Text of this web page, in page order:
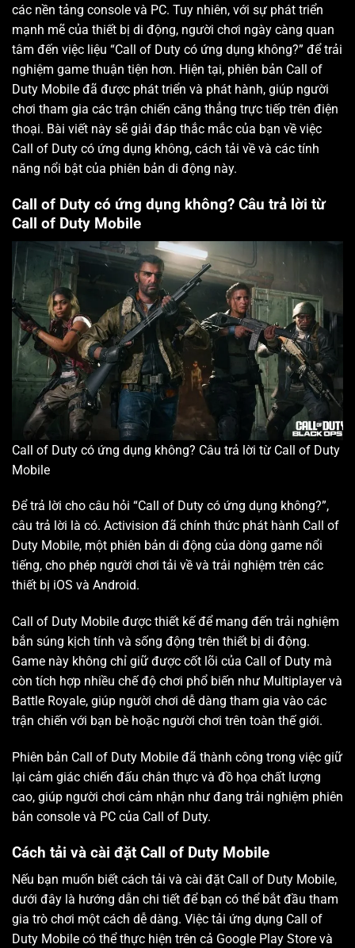
các nền tảng console và PC. Tuy nhiên, với sự phát triển
mạnh mẽ của thiết bị di động, người chơi ngày càng quan
tâm đến việc liệu “Call of Duty có ứng dụng không?” để trải
nghiệm game thuận tiện hơn. Hiện tại, phiên bản Call of
Duty Mobile đã được phát triển và phát hành, giúp người
chơi tham gia các trận chiến căng thẳng trực tiếp trên điện
thoại. Bài viết này sẽ giải đáp thắc mắc của bạn về việc
Call of Duty có ứng dụng không, cách tải về và các tính
năng nổi bật của phiên bản di động này.
Call of Duty có ứng dụng không? Câu trả lời từ
Call of Duty Mobile
Call of Duty có ứng dụng không? Câu trả lời từ Call of Duty
Mobile
Để trả lời cho câu hỏi “Call of Duty có ứng dụng không?”,
câu trả lời là có. Activision đã chính thức phát hành Call of
Duty Mobile, một phiên bản di động của dòng game nổi
tiếng, cho phép người chơi tải về và trải nghiệm trên các
thiết bị iOS và Android.
Call of Duty Mobile được thiết kế để mang đến trải nghiệm
bắn súng kịch tính và sống động trên thiết bị di động.
Game này không chỉ giữ được cốt lõi của Call of Duty mà
còn tích hợp nhiều chế độ chơi phổ biến như Multiplayer và
Battle Royale, giúp người chơi dễ dàng tham gia vào các
trận chiến với bạn bè hoặc người chơi trên toàn thế giới.
Phiên bản Call of Duty Mobile đã thành công trong việc giữ
lại cảm giác chiến đấu chân thực và đồ họa chất lượng
cao, giúp người chơi cảm nhận như đang trải nghiệm phiên
bản console và PC của Call of Duty.
Cách tải và cài đặt Call of Duty Mobile
Nếu bạn muốn biết cách tải và cài đặt Call of Duty Mobile,
dưới đây là hướng dẫn chi tiết để bạn có thể bắt đầu tham
gia trò chơi một cách dễ dàng. Việc tải ứng dụng Call of
Duty Mobile có thể thực hiện trên cả Google Play Store và